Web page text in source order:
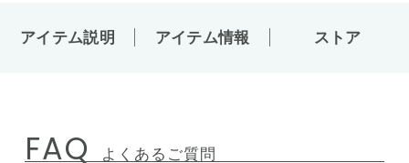
アイテム説明 アイテム情報 ストア
FAQ よくあるご質問